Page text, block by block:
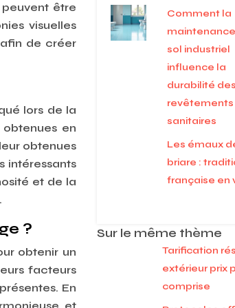
être
visuelles
de créer
lors de la
en
obtenues
intéressants
ité et de la
?
obtenir un
facteurs
En
Comment la
sol industriel
influence la
durabilité des
revêtements
sanitaires
Les émaux
briare :
française en
Sur le même thème
Tarification
extérieur prix
comprise